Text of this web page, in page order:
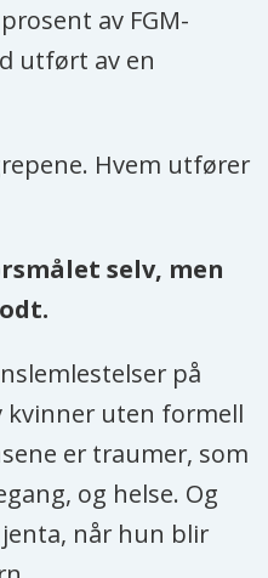
av FGM-
utført av en
Hvem utfører
selv, men
på
kvinner uten formell
er traumer, som
og helse. Og
når hun blir